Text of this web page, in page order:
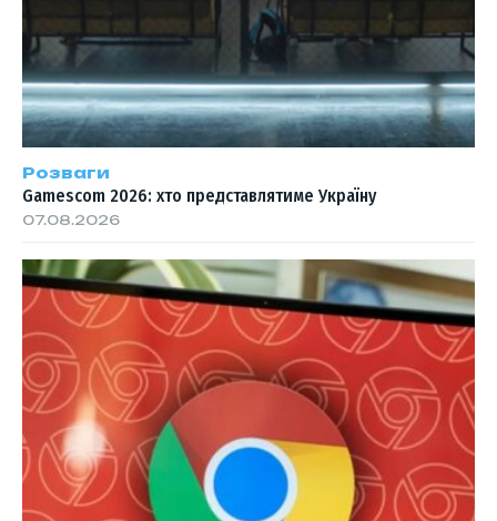
Розваги
Gamescom 2026: хто представлятиме Україну
07.08.2026